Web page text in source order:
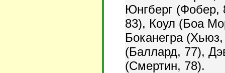
Юнгберг (Фобер,
83), Коул (Боа
Боканегра
(Баллард, 77),
(Смертин, 78).